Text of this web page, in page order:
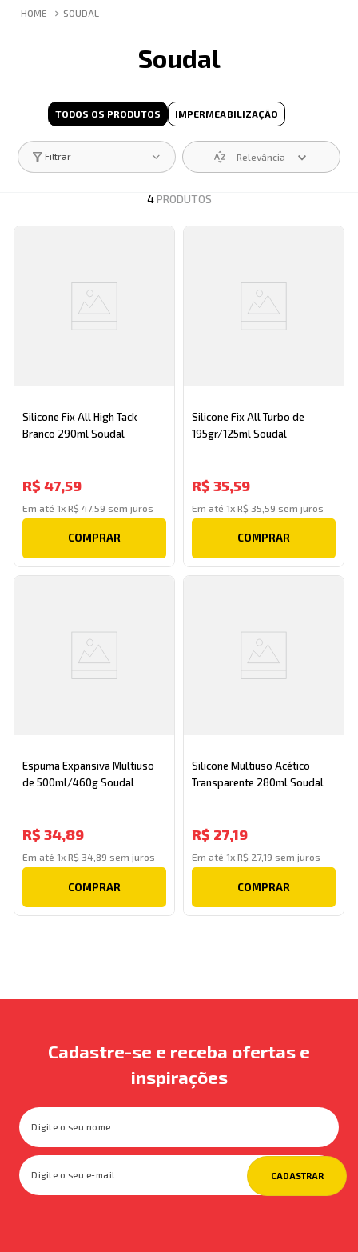
SOUDAL
Soudal
TODOS OS PRODUTOS IMPERMEABILIZAÇÃO
Filtrar Relevância
4PRODUTOS
Silicone Fix All High Tack
Branco 290ml Soudal
R$ 47,59
Em até 1xR$ 47,59 sem juros
COMPRAR
Silicone Fix All Turbo de
195gr/125ml Soudal
R$ 35,59
Em até 1x R$ 35 59 sem juros
COMPRAR
Espuma Expansiva Multiuso
de 500ml/460g Soudal
R$ 34,89
Em até 1xR$ 34 89 sem juros
COMPRAR
Silicone Multiuso Acético
Transparente 280ml Soudal
R$ 27,19
Em até 1x R$ 27,19 sem juros
COMPRAR
Cadastre-se e receba ofertas e
inspirações
CADASTRAR